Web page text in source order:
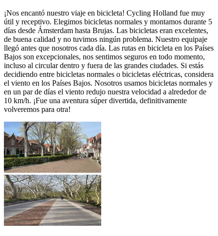
¡Nos encantó nuestro viaje en bicicleta! Cycling Holland fue muy
útil y receptivo. Elegimos bicicletas normales y montamos durante 5
días desde Ámsterdam hasta Brujas. Las bicicletas eran excelentes,
de buena calidad y no tuvimos ningún problema. Nuestro equipaje
llegó antes que nosotros cada día. Las rutas en bicicleta en los Países
Bajos son excepcionales, nos sentimos seguros en todo momento,
incluso al circular dentro y fuera de las grandes ciudades. Si estás
decidiendo entre bicicletas normales o bicicletas eléctricas, considera
el viento en los Países Bajos. Nosotros usamos bicicletas normales y
en un par de días el viento redujo nuestra velocidad a alrededor de
10 km/h. ¡Fue una aventura súper divertida, definitivamente
volveremos para otra!